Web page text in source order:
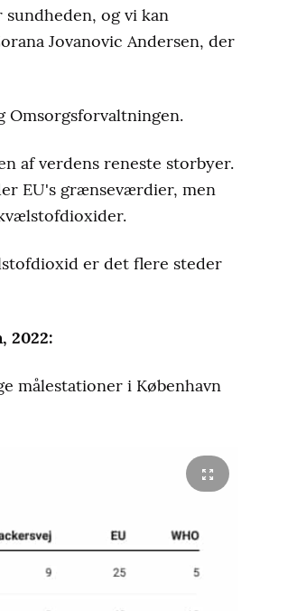
og vi kan
Jovanovic Andersen, der
Omsorgsforvaltningen.
af verdens reneste storbyer.
EU's grænseværdier, men
er det flere steder
2022:
målestationer i København